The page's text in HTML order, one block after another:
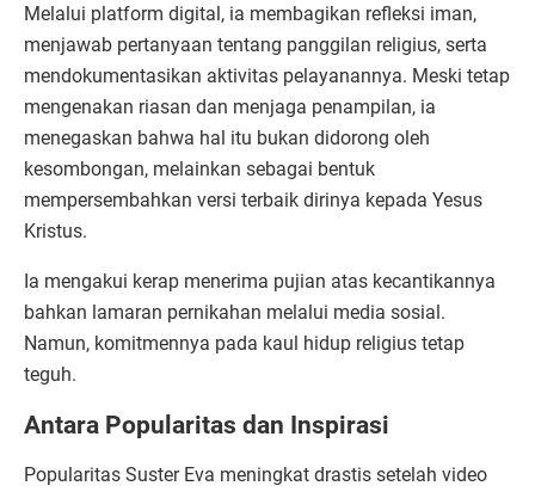
Melalui platform digital, ia membagikan refleksi iman,
menjawab pertanyaan tentang panggilan religius, serta
mendokumentasikan aktivitas pelayanannya. Meski tetap
mengenakan riasan dan menjaga penampilan, ia
menegaskan bahwa hal itu bukan didorong oleh
kesombongan, melainkan sebagai bentuk
mempersembahkan versi terbaik dirinya kepada Yesus
Kristus.
Ia mengakui kerap menerima pujian atas kecantikannya
bahkan lamaran pernikahan melalui media sosial.
Namun, komitmennya pada kaul hidup religius tetap
teguh.
Antara Popularitas dan Inspirasi
Popularitas Suster Eva meningkat drastis setelah video